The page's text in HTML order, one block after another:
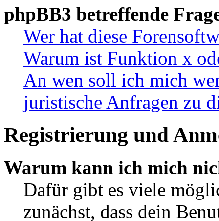
phpBB3 betreffende
Wer hat diese
Warum ist Funktion x
An wen soll ich mich
juristische Anfragen zu
Registrierung und
Warum kann ich mich
Dafür gibt es viele
zunächst, dass dein